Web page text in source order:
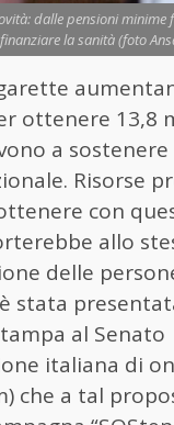
dalle pensioni minime
la sanità (foto
ottenere 13,8
a sostenere
Risorse
con
allo
delle
stata
al Senato
italiana di
che a tal